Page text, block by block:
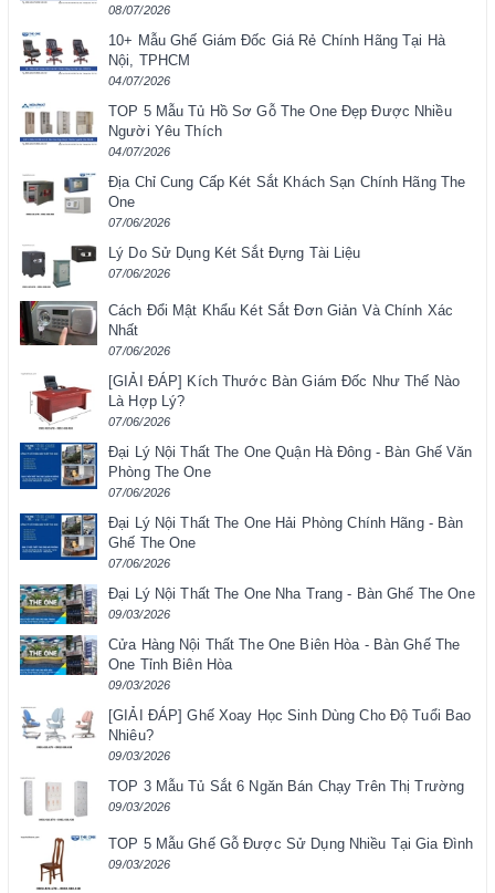
08/07/2026
10+ Mẫu Ghế Giám Đốc Giá Rẻ Chính Hãng Tại Hà
Nội, TPHCM
04/07/2026
TOP 5 Mẫu Tủ Hồ Sơ Gỗ The One Đẹp Được Nhiều
Người Yêu Thích
04/07/2026
Địa Chỉ Cung Cấp Két Sắt Khách Sạn Chính Hãng The
One
07/06/2026
Lý Do Sử Dụng Két Sắt Đựng Tài Liệu
07/06/2026
Cách Đổi Mật Khẩu Két Sắt Đơn Giản Và Chính Xác
Nhất
07/06/2026
[GIẢI ĐÁP] Kích Thước Bàn Giám Đốc Như Thế Nào
Là Hợp Lý?
07/06/2026
Đại Lý Nội Thất The One Quận Hà Đông - Bàn Ghế Văn
Phòng The One
07/06/2026
Đại Lý Nội Thất The One Hải Phòng Chính Hãng - Bàn
Ghế The One
07/06/2026
Đại Lý Nội Thất The One Nha Trang - Bàn Ghế The One
09/03/2026
Cửa Hàng Nội Thất The One Biên Hòa - Bàn Ghế The
One Tỉnh Biên Hòa
09/03/2026
[GIẢI ĐÁP] Ghế Xoay Học Sinh Dùng Cho Độ Tuổi Bao
Nhiêu?
09/03/2026
TOP 3 Mẫu Tủ Sắt 6 Ngăn Bán Chạy Trên Thị Trường
09/03/2026
TOP 5 Mẫu Ghế Gỗ Được Sử Dụng Nhiều Tại Gia Đình
09/03/2026